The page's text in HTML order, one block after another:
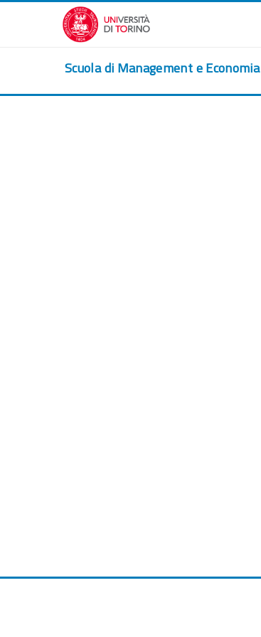
Перейти к основному содержанию
Scuola di Management e Economia